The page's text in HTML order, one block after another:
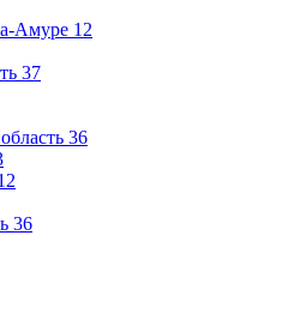
Амуре 12
37
36
36